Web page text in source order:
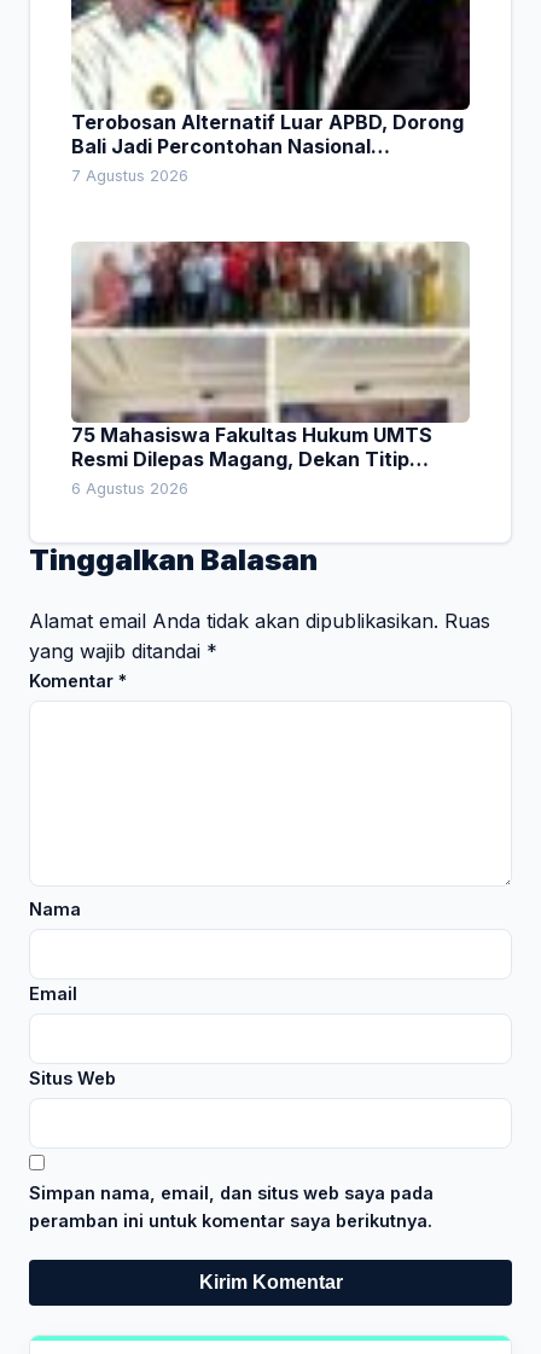
Terobosan Alternatif Luar APBD, Dorong
Bali Jadi Percontohan Nasional
Pembiayaan Daerah
7 Agustus 2026
75 Mahasiswa Fakultas Hukum UMTS
Resmi Dilepas Magang, Dekan Titip
Empat Pesan Penting
6 Agustus 2026
Tinggalkan Balasan
Alamat email Anda tidak akan dipublikasikan. Ruas
yang wajib ditandai *
Komentar *
Nama
Email
Situs Web
Simpan nama, email, dan situs web saya pada
peramban ini untuk komentar saya berikutnya.